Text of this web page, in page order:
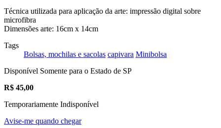
Técnica utilizada para aplicação da arte: impressão digital sobre
microfibra
Dimensões arte: 16cm x 14cm
Tags
Bolsas, mochilas e sacolas capivara Minibolsa
Disponível Somente para o Estado de SP
R$ 45,00
Temporariamente Indisponível
Avise-me quando chegar